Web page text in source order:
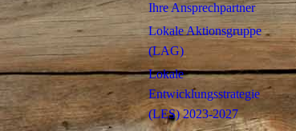
Ihre Ansprechpartner
Lokale Aktionsgruppe
(LAG)
Lokale
Entwicklungsstrategie
(LES) 2023-2027